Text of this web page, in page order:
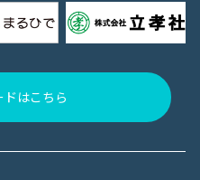
はこちら